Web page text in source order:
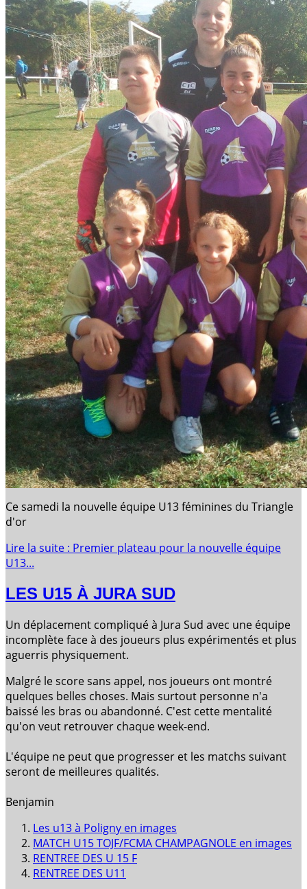
Ce samedi la nouvelle équipe U13 féminines du Triangle
d'or
Lire la suite : Premier plateau pour la nouvelle équipe
U13...
LES U15 À JURA SUD
Un déplacement compliqué à Jura Sud avec une équipe
incomplète face à des joueurs plus expérimentés et plus
aguerris physiquement.
Malgré le score sans appel, nos joueurs ont montré
quelques belles choses. Mais surtout personne n'a
baissé les bras ou abandonné. C'est cette mentalité
qu'on veut retrouver chaque week-end.
L'équipe ne peut que progresser et les matchs suivant
seront de meilleures qualités.
Benjamin
Les u13 à Poligny en images
MATCH U15 TOJF/FCMA CHAMPAGNOLE en images
RENTREE DES U 15 F
RENTREE DES U11